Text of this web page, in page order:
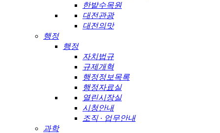
한밭수목원
대전관광
대전의맛
행정
행정
자치법규
규제개혁
행정정보목록
행정자료실
열린시장실
시청안내
조직 · 업무안내
과학